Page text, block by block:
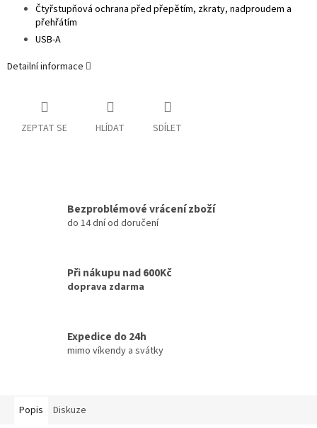
Čtyřstupňová ochrana před přepětím, zkraty, nadproudem a
přehřátím
USB-A
Detailní informace
ZEPTAT SE HLÍDAT SDÍLET
Bezproblémové vrácení zboží
do 14 dní od doručení
Při nákupu nad 600Kč
doprava zdarma
Expedice do 24h
mimo víkendy a svátky
Popis Diskuze